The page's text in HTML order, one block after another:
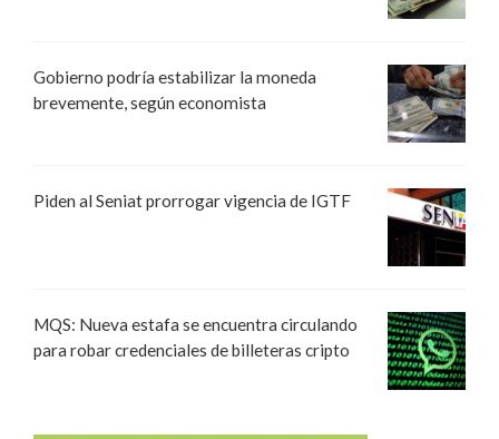
Gobierno podría estabilizar la moneda
brevemente, según economista
Piden al Seniat prorrogar vigencia de IGTF
MQS: Nueva estafa se encuentra circulando
para robar credenciales de billeteras cripto